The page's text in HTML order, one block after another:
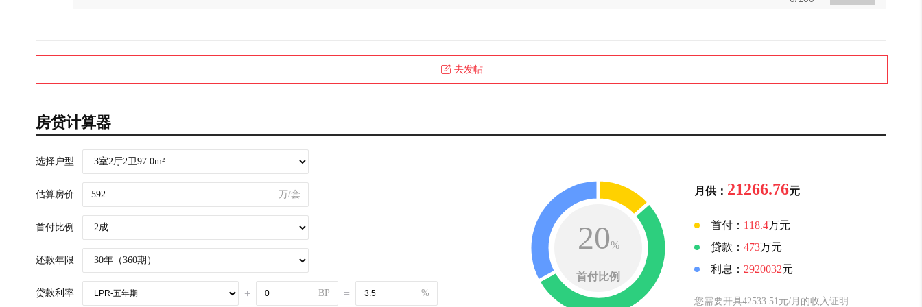
去发帖
房贷计算器
选择户型
估算房价 万/套
首付比例
还款年限
贷款利率 + BP = %
月供： 21266.76元
首付： 118.4万元
贷款： 473万元
利息： 2920032元
您需要开具42533.51元/月的收入证明
20%
首付比例